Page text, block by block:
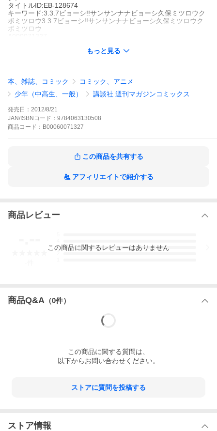
タイトルID:EB-128674
キーワード:3.3.7ビョーシ!!サンサンナナビョーシ久保ミツロウク
ボミツロウ3.3.7ビョーシ!!サンサンナナビョーシ久保ミツロウク
ボミツロウ
応援が生きがいの純情ボーイ福田新一(ふくだ・しんいち)は、応援
団長としての最後の夏を終え、いよいよ受験態勢に突入した。し
かし、何をやりたいのかわからず、悪友に誘われるまま東京・新
宿に行くことに!女の子との突然の出会いで都会の渦に巻き込ま
れ……新宿のトップホスト・ウメさんちに居候!?新宿の街に集ま
るいろんな人の人生を応援します。もちろん女の子だって!
3.3.7ビョーシ!!の作品をもっと見る
もっと見る
本、雑誌、コミック
コミック、アニメ
少年（中高生、一般）
講談社 週刊マガジンコミックス
発売日： 2012/8/21
JAN/ISBNコード： 9784063130508
商品 コード： B00060071327
この商品を共有する
アフィリエイトで紹介する
商品レビュー
3
この商品に関するレビューはありません
商品Q&A （0件）
この商品に関する質問は、
以下からお問い合わせください。
ストアに質問を投稿する
ストア情報